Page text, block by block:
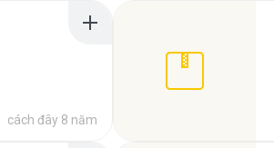
cách đây 8 năm